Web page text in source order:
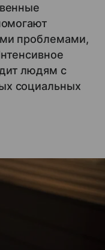
проблемами,
людям с
социальных